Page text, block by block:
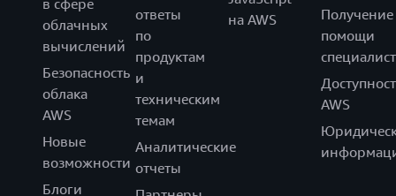
в сфере
облачных
вычислений
Безопасность
облака
AWS
Новые
возможности
Блоги
ответы
по
продуктам
и
техническим
темам
Аналитические
отчеты
на AWS
Получение
помощи
AWS